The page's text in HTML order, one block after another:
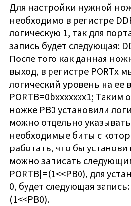
Для настройки нужной
необходимо в регистре
логическую 1, так для
запись будет следующая:
После того как данная
выход, в регистре PORTx
логический уровень на ее
PORTB=0bxxxxxxx1; Таким
ножке PB0 установили
можно отдельно
необходимые биты с
работать, что бы
можно записать
PORTB|=(1<<PB0), для
0, будет следующая запись:
(1<<PB0).